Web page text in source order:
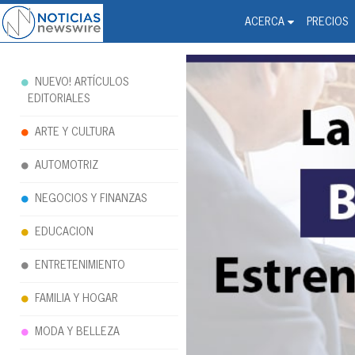
ACERCA PRECIOS
Noticias Newswire -
NUEVO! ARTÍCULOS
EDITORIALES
ARTE Y CULTURA
AUTOMOTRIZ
NEGOCIOS Y FINANZAS
EDUCACION
ENTRETENIMIENTO
FAMILIA Y HOGAR
MODA Y BELLEZA